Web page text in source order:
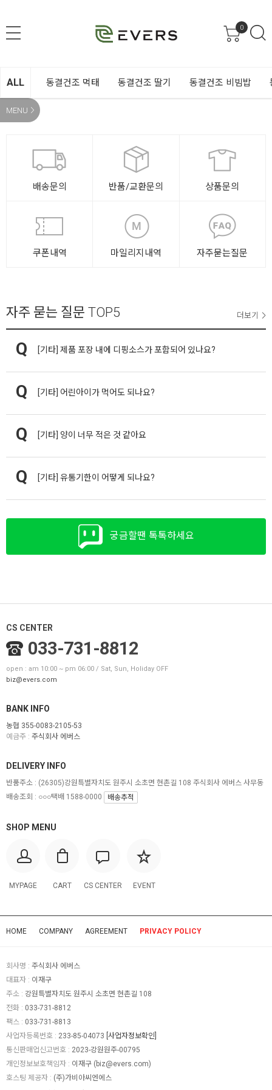
0
ALL 동결건조 먹태 동결건조 딸기 동결건조 비빔밥
MENU
배송문의 반품/교환문의 상품문의
쿠폰내역 마일리지내역 자주묻는질문
자주 묻는 질문 TOP5 더보기
[기타] 제품 포장 내에 디핑소스가 포함되어 있나요?
[기타] 어린아이가 먹어도 되나요?
[기타] 양이 너무 적은 것 같아요
[기타] 유통기한이 어떻게 되나요?
궁금할땐 톡톡하세요
CS CENTER
033-731-8812
open : am 10:00 ~ pm 06:00 / Sat, Sun, Holiday OFF
biz@evers.com
BANK INFO
농협 355-0083-2105-53
예금주 : 주식회사 에버스
SHOP MENU
MYPAGE CART CS CENTER EVENT
DELIVERY INFO
반품주소 : (26305)강원특별자치도 원주시 소초면 현촌길 108 주식회사 에버스 사무동
배송조회 : ○○○택배 1588-0000
배송추적
HOME COMPANY AGREEMENT PRIVACY POLICY
회사명 : 주식회사 에버스
대표자 : 이재구
주소 : 강원특별자치도 원주시 소초면 현촌길 108
전화 : 033-731-8812
팩스 : 033-731-8813
사업자등록번호 : 233-85-04073 [사업자정보확인]
통신판매업신고번호 : 2023-강원원주-00795
개인정보보호책임자 : 이재구 ( biz@evers.com)
호스팅 제공자 : (주)가비아씨엔에스